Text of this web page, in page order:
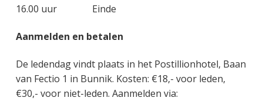
16.00 uur Einde
Aanmelden en betalen
De ledendag vindt plaats in het Postillionhotel, Baan
van Fectio 1 in Bunnik. Kosten: €18,- voor leden,
€30,- voor niet-leden. Aanmelden via: